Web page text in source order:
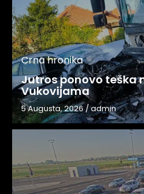
Crna hronika
Jutros ponovo teška
Vukovijama
5 Augusta, 2026/admin